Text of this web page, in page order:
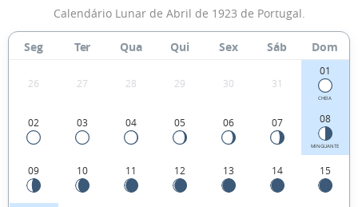
da
Lua
1923
Calendário Lunar de Abril de 1923 de Portugal.
Seg Ter Qua Qui Sex Sáb Dom
26 27 28 29 30 31
01
CHEIA
02 03 04 05 06 07 08
MINGUANTE
09 10 11 12 13 14 15